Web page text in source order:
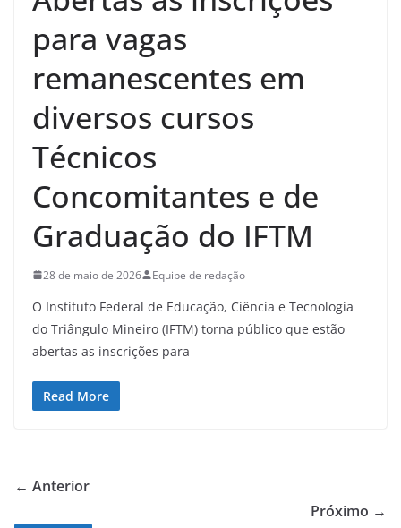
para vagas
remanescentes em
diversos cursos
Técnicos
Concomitantes e de
Graduação do IFTM
28 de maio de 2026 Equipe de redação
O Instituto Federal de Educação, Ciência e Tecnologia
do Triângulo Mineiro (IFTM) torna público que estão
abertas as inscrições para
Read More
← Anterior
Próximo →